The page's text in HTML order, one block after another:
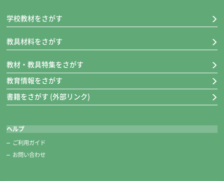
学校教材をさがす
教具材料をさがす
教材・教具特集をさがす
教育情報をさがす
書籍をさがす (外部リンク)
ヘルプ
ご利用ガイド
お問い合わせ